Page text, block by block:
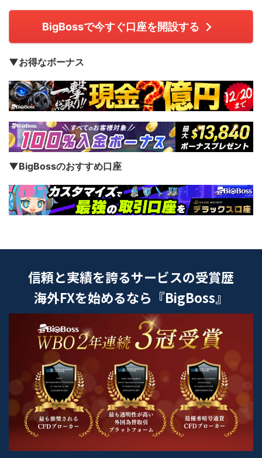
BigBossで今すぐ口座を開設する
▼お得なボーナス
▼BigBossのおすすめ口座
信頼と実績を誇るサービスの受賞歴
海外FXを始めるなら『BigBoss』